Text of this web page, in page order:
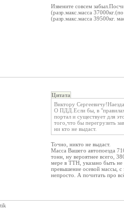
Извените совсем
(разр.макс.масса
(разр.макс.масса 39500кг.
Цитата
Виктору
О ПДД.Если бы, в
портал и существует для
того,что бы перегрузить
ни кто не выдаст.
Точно, никто не выдаст.
Масса Вашего автопоезда
тонн, ну вероятнее всего,
мере в ТТН, указано быть
превышение осевой массы,
непросто. А почитать про